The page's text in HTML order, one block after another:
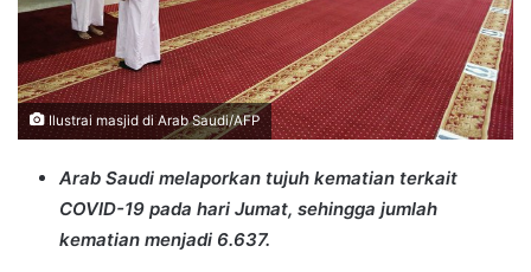
Ilustrai masjid di Arab Saudi/AFP
Arab Saudi melaporkan tujuh kematian terkait
COVID-19 pada hari Jumat, sehingga jumlah
kematian menjadi 6.637.